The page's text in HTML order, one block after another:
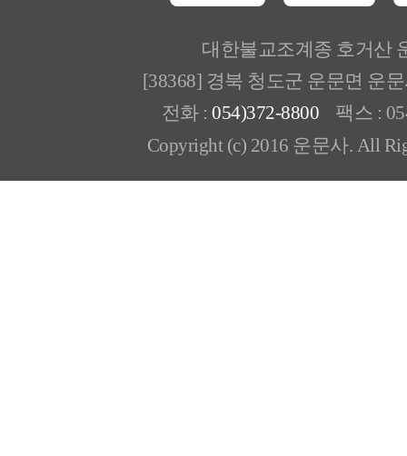
대한불교조계종 호거산
[38368] 경북 청도군 운문면 운
전화 : 054)372-8800 팩스 :
Copyright (c) 2016 운문사. All